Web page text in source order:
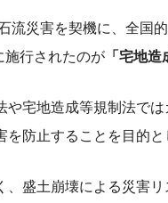
流災害を契機に、全国
施行されたのが 「宅地
や宅地造成等規制法で
を防止することを目的と
、盛土崩壊による災害